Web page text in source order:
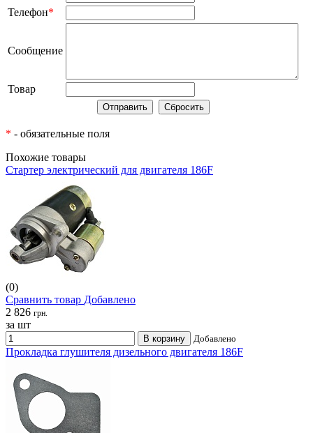
Телефон*
Сообщение
Товар
* - обязательные поля
Похожие товары
Стартер электрический для двигателя 186F
(0)
Сравнить товар Добавлено
2 826 грн.
за шт
В корзину Добавлено
Прокладка глушителя дизельного двигателя 186F